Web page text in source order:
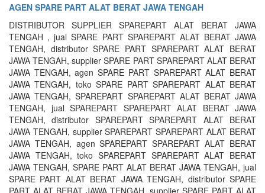
AGEN SPARE PART ALAT BERAT JAWA TENGAH
DISTRIBUTOR SUPPLIER SPAREPART ALAT BERAT JAWA
TENGAH , jual SPARE PART SPAREPART ALAT BERAT JAWA
TENGAH, distributor SPARE PART SPAREPART ALAT BERAT
JAWA TENGAH, supplier SPARE PART SPAREPART ALAT BERAT
JAWA TENGAH, agen SPARE PART SPAREPART ALAT BERAT
JAWA TENGAH, toko SPARE PART SPAREPART ALAT BERAT
JAWA TENGAH, SPAREPART SPAREPART ALAT BERAT JAWA
TENGAH, jual SPAREPART SPAREPART ALAT BERAT JAWA
TENGAH, distributor SPAREPART SPAREPART ALAT BERAT
JAWA TENGAH, supplier SPAREPART SPAREPART ALAT BERAT
JAWA TENGAH, agen SPAREPART SPAREPART ALAT BERAT
JAWA TENGAH, toko SPAREPART SPAREPART ALAT BERAT
JAWA TENGAH, SPARE PART ALAT BERAT JAWA TENGAH, jual
SPARE PART ALAT BERAT JAWA TENGAH, distributor SPARE
PART ALAT BERAT JAWA TENGAH, supplier SPARE PART ALAT